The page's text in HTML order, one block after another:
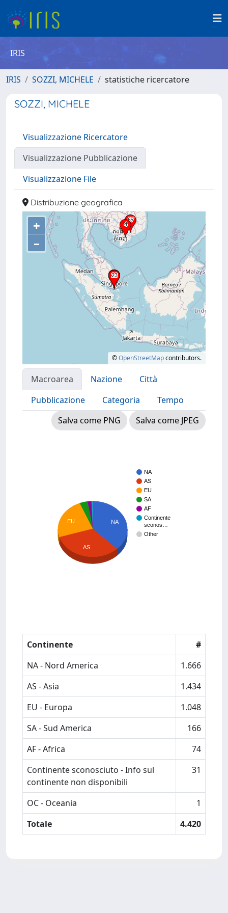
IRIS
IRIS SOZZI, MICHELE statistiche ricercatore
SOZZI, MICHELE
Visualizzazione Ricercatore
Visualizzazione Pubblicazione
Visualizzazione File
Distribuzione geografica
+
–
©OpenStreetMapcontributors.
Macroarea Nazione
Città
Pubblicazione
Categoria
Tempo
Salva come PNG
Salva come JPEG
NA
AS
EU
SA
AF
Continente
sconos…
Other
NA
EU
AS
Continente
#
NA - Nord America
1.666
AS - Asia
1.434
EU - Europa
1.048
SA - Sud America
166
AF - Africa
74
Continente sconosciuto - Info sul
continente non disponibili
31
OC - Oceania
1
Totale
4.420